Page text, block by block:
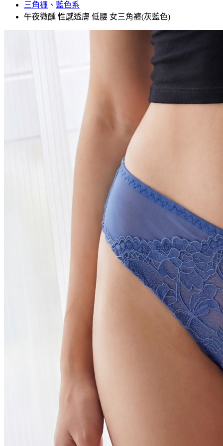
三角褲 、 藍色系
午夜微醺 性感透膚 低腰 女三角褲(灰藍色)